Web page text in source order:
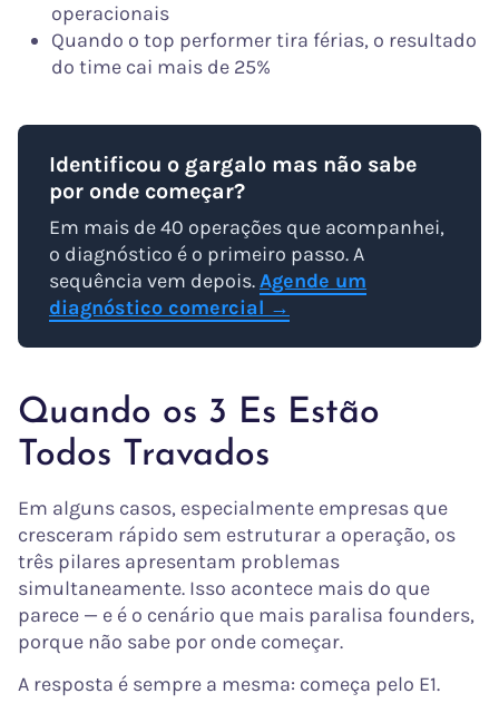
operacionais
Quando o top performer tira férias, o resultado
do time cai mais de 25%
Identificou o gargalo mas não sabe
por onde começar?
Em mais de 40 operações que acompanhei,
o diagnóstico é o primeiro passo. A
sequência vem depois.Agende um
diagnóstico comercial →
Quando os 3 Es Estão
Todos Travados
Em alguns casos, especialmente empresas que
cresceram rápido sem estruturar a operação, os
três pilares apresentam problemas
simultaneamente. Isso acontece mais do que
parece — e é o cenário que mais paralisa founders,
porque não sabe por onde começar.
A resposta é sempre a mesma: começa pelo E1.